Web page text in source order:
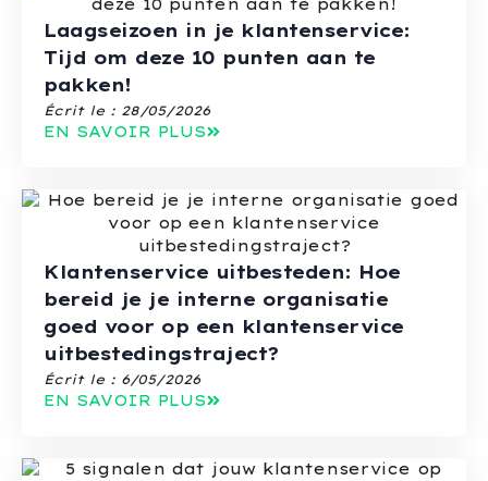
Laagseizoen in je klantenservice:
Tijd om deze 10 punten aan te
pakken!
Écrit le : 28/05/2026
EN SAVOIR PLUS
Klantenservice uitbesteden: Hoe
bereid je je interne organisatie
goed voor op een klantenservice
uitbestedingstraject?
Écrit le : 6/05/2026
EN SAVOIR PLUS